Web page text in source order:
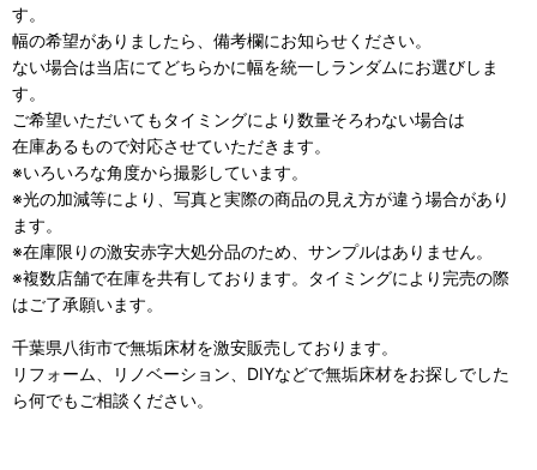
す。
幅の希望がありましたら、備考欄にお知らせください。
ない場合は当店にてどちらかに幅を統一しランダムにお選びしま
す。
ご希望いただいてもタイミングにより数量そろわない場合は
在庫あるもので対応させていただきます。
※いろいろな角度から撮影しています。
※光の加減等により、写真と実際の商品の見え方が違う場合があり
ます。
※在庫限りの激安赤字大処分品のため、サンプルはありません。
※複数店舗で在庫を共有しております。タイミングにより完売の際
はご了承願います。
千葉県八街市で無垢床材を激安販売しております。
リフォーム、リノベーション、DIYなどで無垢床材をお探しでした
ら何でもご相談ください。